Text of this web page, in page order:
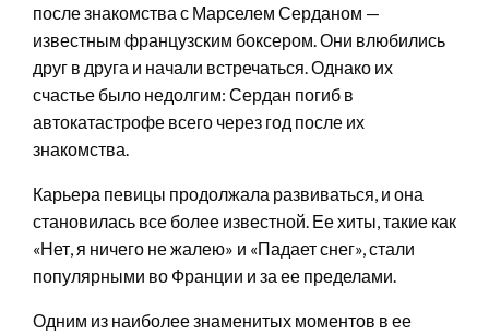
после знакомства с Марселем Серданом —
известным французским боксером. Они влюбились
друг в друга и начали встречаться. Однако их
счастье было недолгим: Сердан погиб в
автокатастрофе всего через год после их
знакомства.
Карьера певицы продолжала развиваться, и она
становилась все более известной. Ее хиты, такие как
«Нет, я ничего не жалею» и «Падает снег», стали
популярными во Франции и за ее пределами.
Одним из наиболее знаменитых моментов в ее